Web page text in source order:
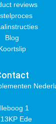
reviews
Blog
1
Ede